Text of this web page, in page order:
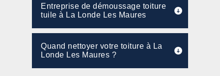
Entreprise de démoussage toiture
tuile à La Londe Les Maures
Quand nettoyer votre toiture à La
Londe Les Maures ?